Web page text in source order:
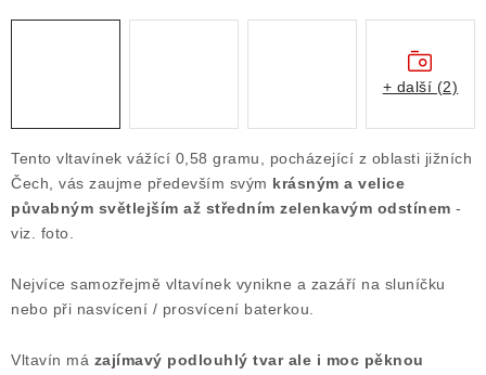
Ochrana osobních údajů
Výkup minerálů a drahých kamenů
Formulář pro odstoupení od smlouvy
Poučení o právu na odstoupení od smlouvy
Tento vltavínek vážící 0,58 gramu, pocházející z oblasti jižních
Čech, vás zaujme především svým krásným a velice
půvabným světlejším až středním zelenkavým odstínem -
viz. foto.
Nejvíce samozřejmě vltavínek vynikne a zazáří na sluníčku
nebo při nasvícení / prosvícení baterkou.
Vltavín má zajímavý podlouhlý tvar ale i moc pěknou
+ další (2)